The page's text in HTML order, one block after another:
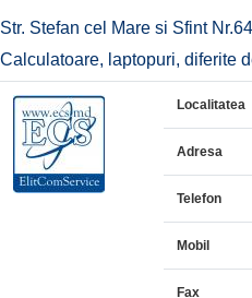
Str. Stefan cel Mare si Sfint
Calculatoare, laptopuri, diferite
Localitatea
Adresa
Telefon
Mobil
Fax